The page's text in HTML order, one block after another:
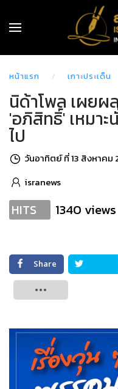
หน้าแรก เกาะประเด็น
นิด้าโพล เผยผ
'อภิสิทธิ์' เหมา
ไป
วันอาทิตย์ ที่ 13 สิงหาคม
isranews
HITS 1340 views
Share